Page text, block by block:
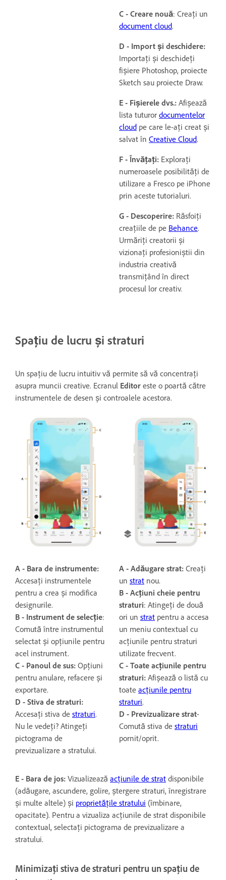
C - Creare nouă: Creați un
document cloud.
D - Import și deschidere:
Importați și deschideți
fișiere Photoshop, proiecte
Sketch sau proiecte Draw.
E - Fișierele dvs.: Afișează
lista tuturor documentelor
cloud pe care le-ați creat și
salvat în Creative Cloud.
F - Învățați: Explorați
numeroasele posibilități de
utilizare a Fresco pe iPhone
prin aceste tutorialuri.
G - Descoperire: Răsfoiți
creațiile de pe Behance.
Urmăriți creatorii și
vizionați profesioniștii din
industria creativă
transmițând în direct
procesul lor creativ.
Spațiu de lucru și straturi
Un spațiu de lucru intuitiv vă permite să vă concentrați
asupra muncii creative. Ecranul Editor este o poartă către
instrumentele de desen și controalele acestora.
A - Bara de instrumente:
Accesați instrumentele
pentru a crea și modifica
designurile.
B - Instrument de selecție:
Comută între instrumentul
selectat și opțiunile pentru
acel instrument.
C - Panoul de sus: Opțiuni
pentru anulare, refacere și
exportare.
D - Stiva de straturi:
Accesați stiva de straturi.
Nu le vedeți? Atingeți
pictograma de
previzualizare a stratului.
A - Adăugare strat: Creați
un strat nou.
B - Acțiuni cheie pentru
straturi: Atingeți de două
ori un strat pentru a accesa
un meniu contextual cu
acțiunile pentru straturi
utilizate frecvent.
C - Toate acțiunile pentru
straturi: Afișează o listă cu
toate acțiunile pentru
straturi.
D - Previzualizare strat-
Comută stiva de straturi
pornit/oprit.
E - Bara de jos: Vizualizează acțiunile de strat disponibile
(adăugare, ascundere, golire, ștergere straturi, înregistrare
și multe altele) și proprietățile stratului (îmbinare,
opacitate). Pentru a vizualiza acțiunile de strat disponibile
contextual, selectați pictograma de previzualizare a
stratului.
Minimizați stiva de straturi pentru un spațiu de